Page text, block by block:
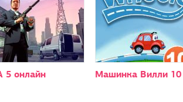
5 онлайн Машинка Вилли 10